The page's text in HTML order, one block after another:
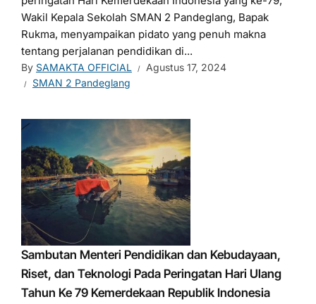
Wakil Kepala Sekolah SMAN 2 Pandeglang, Bapak
Rukma, menyampaikan pidato yang penuh makna
tentang perjalanan pendidikan di...
By SAMAKTA OFFICIAL
Agustus 17, 2024
SMAN 2 Pandeglang
Sambutan Menteri Pendidikan dan Kebudayaan,
Riset, dan Teknologi Pada Peringatan Hari Ulang
Tahun Ke 79 Kemerdekaan Republik Indonesia